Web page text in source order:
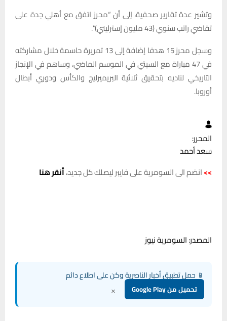
وتشير عدة تقارير صحفية، إلى أن “محرز اتفق مع أهلي جدة على
تقاضي راتب سنوي (43 مليون إسترليني)”.
وسجل محرز 15 هدفا إضافة إلى 13 تمريرة حاسمة خلال مشاركته
في 47 مباراة مع السيتي في الموسم الماضي، وساهم في الإنجاز
التاريخي لناديه بتحقيق ثلاثية البريميرليج والكأس ودوري أبطال
أوروبا.
المحرر:
سعد أحمد
>>انضم الى السومرية على فايبر ليصلك كل جديد،أنقر هنا
المصدر: السومرية نيوز
📱 حمل تطبيق أخبار الناصرية وكن على اطلاع دائم
تحميل من Google Play ×